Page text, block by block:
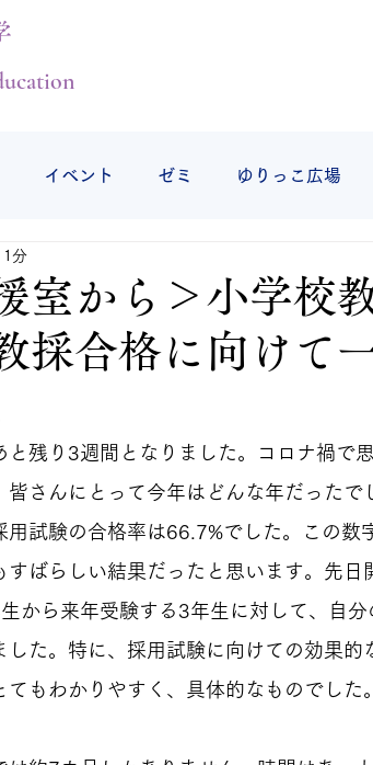
イベント ゼミ ゆりっこ広場
業の様子
室から＞小学校
採合格に向けて
1分
残り3週間となりました。コロナ禍で
さんにとって今年はどんな年だったで
試験の合格率は66.7%でした。この数
すばらしい結果だったと思います。先日
から来年受験する3年生に対して、自
した。特に、採用試験に向けての効果的
てもわかりやすく、具体的なものでした